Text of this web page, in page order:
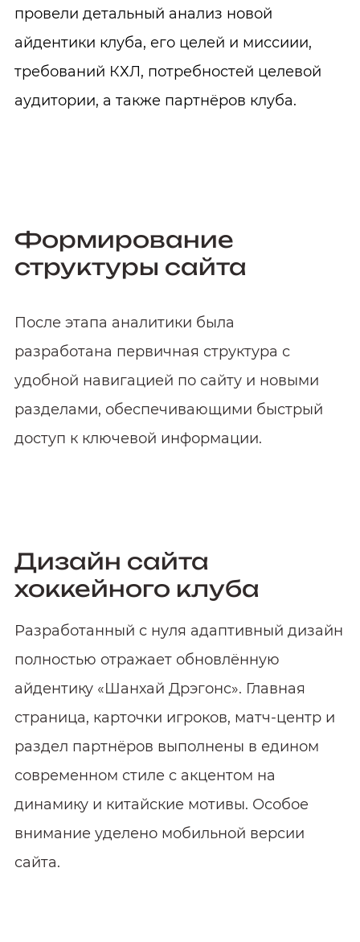
провели детальный анализ новой
айдентики клуба, его целей и миссиии,
требований КХЛ, потребностей целевой
аудитории, а также партнёров клуба.
Формирование
структуры сайта
После этапа аналитики была
разработана первичная структура с
удобной навигацией по сайту и новыми
разделами, обеспечивающими быстрый
доступ к ключевой информации.
Дизайн сайта
хоккейного клуба
Разработанный с нуля адаптивный дизайн
полностью отражает обновлённую
айдентику «Шанхай Дрэгонс». Главная
страница, карточки игроков, матч‑центр и
раздел партнёров выполнены в едином
современном стиле с акцентом на
динамику и китайские мотивы. Особое
внимание уделено мобильной версии
сайта.